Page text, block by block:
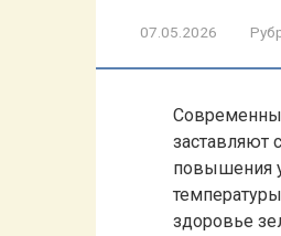
07.05.2026
заставляют
повышения
здоровье